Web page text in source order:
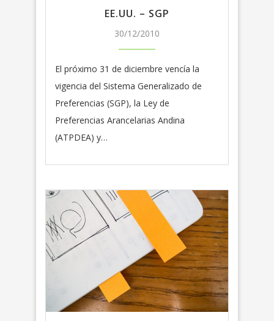
EE.UU. – SGP
30/12/2010
El próximo 31 de diciembre vencía la
vigencia del Sistema Generalizado de
Preferencias (SGP), la Ley de
Preferencias Arancelarias Andina
(ATPDEA) y…